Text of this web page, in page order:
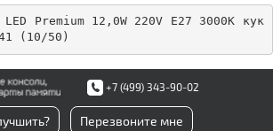
Premium 12,0W 220V E27 3000K кук
(10/50)
+7 (499) 343-90-02
Перезвоните мне